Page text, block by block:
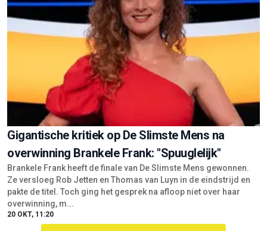
Gigantische kritiek op De Slimste Mens na
overwinning Brankele Frank: "Spuuglelijk"
Brankele Frank heeft de finale van De Slimste Mens gewonnen.
Ze versloeg Rob Jetten en Thomas van Luyn in de eindstrijd en
pakte de titel. Toch ging het gesprek na afloop niet over haar
overwinning, m...
20 OKT, 11:20